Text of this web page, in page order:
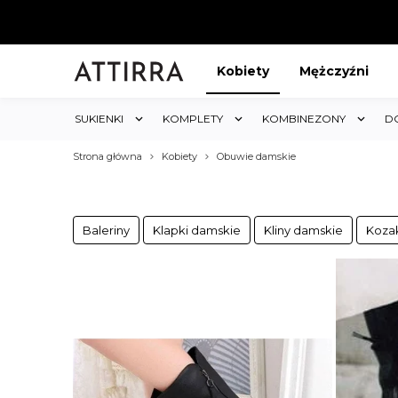
Kobiety Mężczyźni
SUKIENKI KOMPLETY KOMBINEZONY
Strona główna Kobiety Obuwie damskie
Baleriny Klapki damskie Kliny damskie